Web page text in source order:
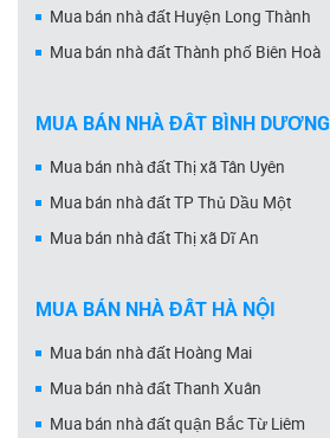
Mua bán nhà đất Huyện Long Thành
Mua bán nhà đất Thành phố Biên Hoà
MUA BÁN NHÀ ĐẤT BÌNH DƯƠNG
Mua bán nhà đất Thị xã Tân Uyên
Mua bán nhà đất TP Thủ Dầu Một
Mua bán nhà đất Thị xã Dĩ An
MUA BÁN NHÀ ĐẤT HÀ NỘI
Mua bán nhà đất Hoàng Mai
Mua bán nhà đất Thanh Xuân
Mua bán nhà đất quận Bắc Từ Liêm